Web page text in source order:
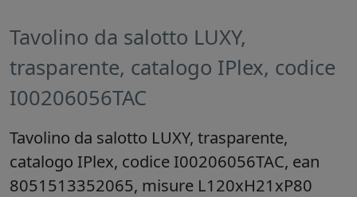
Tavolino da salotto LUXY,
trasparente, catalogo IPlex, codice
I00206056TAC
Tavolino da salotto LUXY, trasparente,
catalogo IPlex, codice I00206056TAC, ean
8051513352065, misure L120xH21xP80